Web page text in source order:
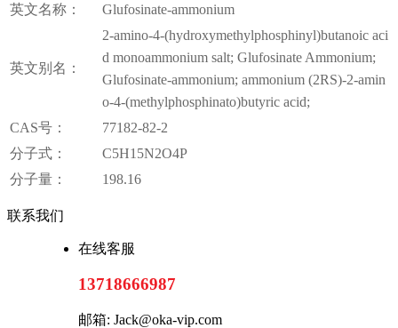
英文名称：
Glufosinate-ammonium
英文别名：
2-amino-4-(hydroxymethylphosphinyl)butanoic aci
d monoammonium salt; Glufosinate Ammonium;
Glufosinate-ammonium; ammonium (2RS)-2-amin
o-4-(methylphosphinato)butyric acid;
CAS号：
77182-82-2
分子式：
C5H15N2O4P
分子量：
198.16
联系我们
在线客服
13718666987
邮箱: Jack@oka-vip.com